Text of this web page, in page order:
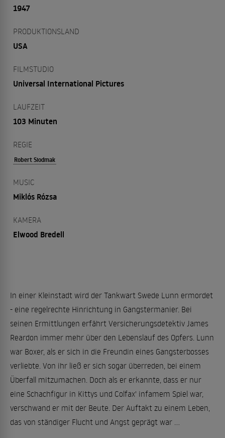
1947
PRODUKTIONSLAND
USA
FILMSTUDIO
Universal International Pictures
LAUFZEIT
103 Minuten
REGIE
Robert Siodmak
MUSIC
Miklós Rózsa
KAMERA
Elwood Bredell
In einer Kleinstadt wird der Tankwart Swede Lunn ermordet
- eine regelrechte Hinrichtung in Gangstermanier. Bei
seinen Ermittlungen erfährt Versicherungsdetektiv James
Reardon immer mehr über den Lebenslauf des Opfers. Lunn
war Boxer, als er sich in die Freundin eines Gangsterbosses
verliebte. Von ihr ließ er sich sogar überreden, bei einem
Überfall mitzumachen. Doch als er erkannte, dass er nur
eine Schachfigur in Kittys und Colfax' infamem Spiel war,
verschwand er mit der Beute. Der Auftakt zu einem Leben,
das von ständiger Flucht und Angst geprägt war ...